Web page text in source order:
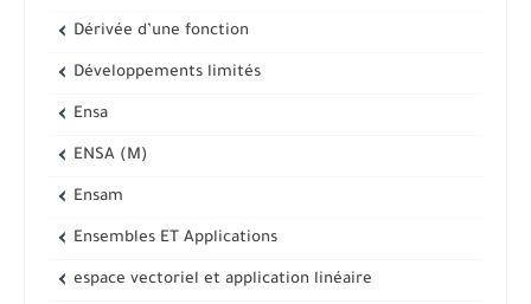
Dérivée d’une fonction
Développements limités
Ensa
ENSA (M)
Ensam
Ensembles ET Applications
espace vectoriel et application linéaire